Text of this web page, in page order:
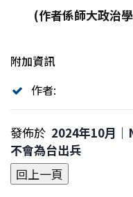
(作者係師大政治
附加資訊
作者:
發佈於 2024年10月
不會為台出兵